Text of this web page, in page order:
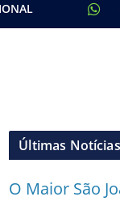
Últimas Notícias
O Maior São